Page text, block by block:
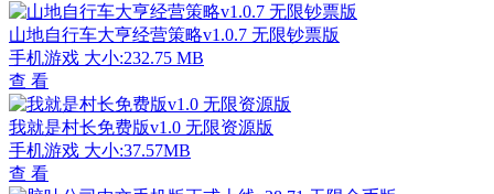
山地自行车大亨经营策略v1.0.7 无限钞票版
手机游戏 大小:232.75 MB
查 看
我就是村长免费版v1.0 无限资源版
手机游戏 大小:37.57MB
查 看